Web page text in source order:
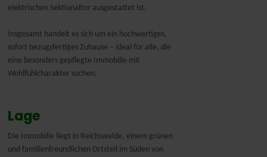
elektrischen Sektionaltor ausgestattet ist.
Insgesamt handelt es sich um ein hochwertiges,
sofort bezugsfertiges Zuhause – ideal für alle, die
eine besonders gepflegte Immobilie mit
Wohlfühlcharakter suchen.
Lage
Die Immobilie liegt in Reichswalde, einem grünen
und familienfreundlichen Ortsteil im Süden von